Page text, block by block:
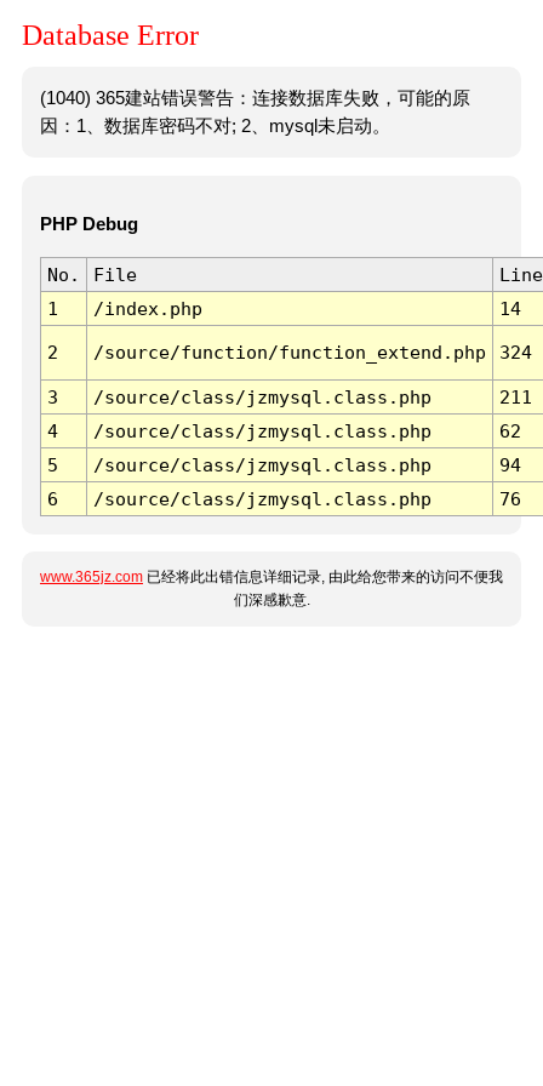
Database Error
(1040) 365建站错误警告：连接数据库失败，可能的原
因：1、数据库密码不对; 2、mysql未启动。
PHP Debug
No. File
Line
1
/index.php 14
2 /source/function/function_extend.php 324
3 /source/class/jzmysql.class.php
211
4
/source/class/jzmysql.class.php
62
5
/source/class/jzmysql.class.php
94
6
/source/class/jzmysql.class.php 76
www.365jz.com 已经将此出错信息详细记录, 由此给您带来的访问不便我
们深感歉意.